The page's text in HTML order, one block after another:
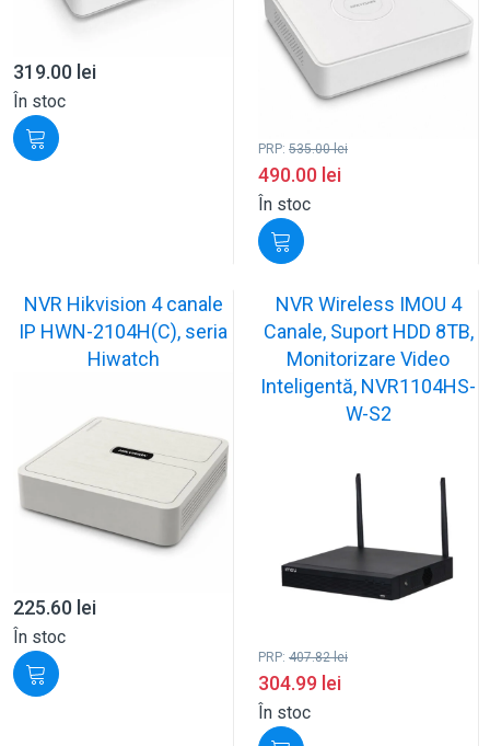
319.00 lei
În stoc
PRP: 535.00lei
490.00 lei
În stoc
NVR Hikvision 4 canale
IP HWN-2104H(C), seria
Hiwatch
225.60 lei
În stoc
NVR Wireless IMOU 4
Canale, Suport HDD 8TB,
Monitorizare Video
Inteligentă, NVR1104HS-
W-S2
PRP: 407.82lei
304.99 lei
În stoc